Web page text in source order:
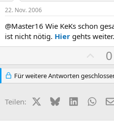
v
e
S
i
m
22. Nov. 2006
@Master16 Wie KeKs schon
ist nicht nötig. Hier gehts weiter.
o
s
0
Für weitere Antworten
Teilen: X (Twitter)
BlueskyLinkedIn